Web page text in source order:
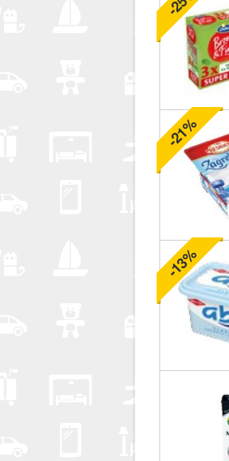
-21%
-13%